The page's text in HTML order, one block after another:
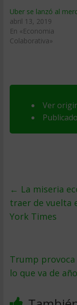
Uber se lanzó al
abril 13, 2019
En «Economia
Colaborativa»
Ver
← La miseria
traer de vuelta
York Times
Trump provoca
lo que va de año